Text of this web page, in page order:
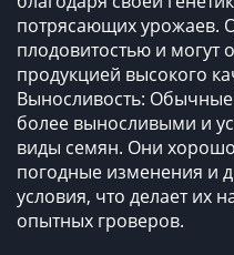
потрясающих урожаев.
плодовитостью и могут
продукцией высокого
Выносливость:
более выносливыми и
виды семян. Они хорошо
погодные изменения и
условия, что делает их
опытных гроверов.